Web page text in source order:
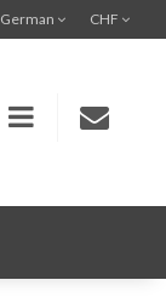
CHF
German